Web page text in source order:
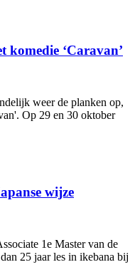
komedie ‘Caravan’
weer de planken op,
Op 29 en 30 oktober
wijze
1e Master van de
25 jaar les in ikebana bij